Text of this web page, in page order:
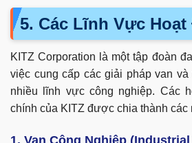
5. Các Lĩnh Vực
KITZ Corporation là một tập đoàn
việc cung cấp các giải pháp van
nhiều lĩnh vực công nghiệp. Các
chính của KITZ được chia thành các